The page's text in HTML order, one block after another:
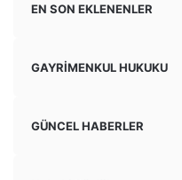
EN SON EKLENENLER
GAYRİMENKUL HUKUKU
GÜNCEL HABERLER